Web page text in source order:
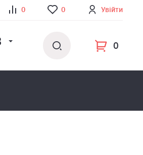
0 0 Увійти
0